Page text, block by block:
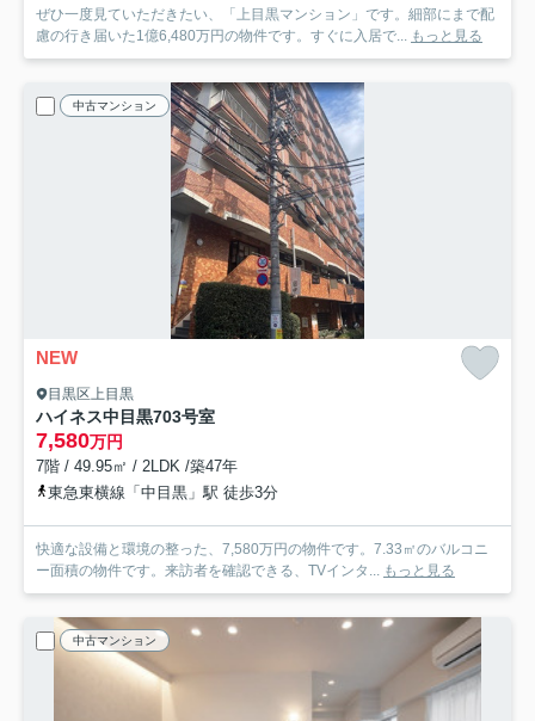
ぜひ一度見ていただきたい、「上目黒マンション」です。細部にまで配
慮の行き届いた1億6,480万円の物件です。すぐに入居で... もっと見る
中古マンション
NEW
目黒区上目黒
ハイネス中目黒703号室
7,580万円
7階 / 49.95㎡ / 2LDK /築47年
東急東横線「中目黒」駅 徒歩3分
快適な設備と環境の整った、7,580万円の物件です。7.33㎡のバルコニ
ー面積の物件です。来訪者を確認できる、TVインタ... もっと見る
中古マンション